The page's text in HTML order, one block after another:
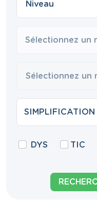
Sélectionnez un
DYS TIC